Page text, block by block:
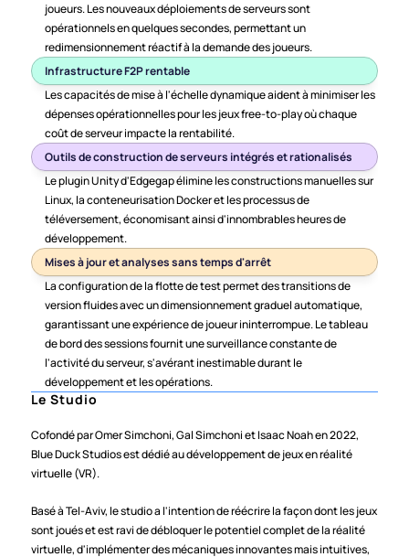
joueurs. Les nouveaux déploiements de serveurs sont
opérationnels en quelques secondes, permettant un
redimensionnement réactif à la demande des joueurs.
Infrastructure F2P rentable
Les capacités de mise à l'échelle dynamique aident à minimiser les
dépenses opérationnelles pour les jeux free-to-play où chaque
coût de serveur impacte la rentabilité.
Outils de construction de serveurs intégrés et rationalisés
Le plugin Unity d'Edgegap élimine les constructions manuelles sur
Linux, la conteneurisation Docker et les processus de
téléversement, économisant ainsi d'innombrables heures de
développement.
Mises à jour et analyses sans temps d'arrêt
La configuration de la flotte de test permet des transitions de
version fluides avec un dimensionnement graduel automatique,
garantissant une expérience de joueur ininterrompue. Le tableau
de bord des sessions fournit une surveillance constante de
l'activité du serveur, s'avérant inestimable durant le
développement et les opérations.
Le Studio
Cofondé par Omer Simchoni, Gal Simchoni et Isaac Noah en 2022,
Blue Duck Studios est dédié au développement de jeux en réalité
virtuelle (VR).
Basé à Tel-Aviv, le studio a l'intention de réécrire la façon dont les jeux
sont joués et est ravi de débloquer le potentiel complet de la réalité
virtuelle, d'implémenter des mécaniques innovantes mais intuitives,